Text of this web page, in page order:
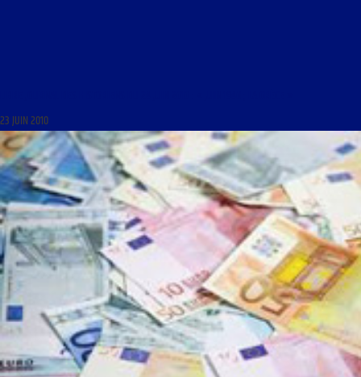
23 JUIN 2010